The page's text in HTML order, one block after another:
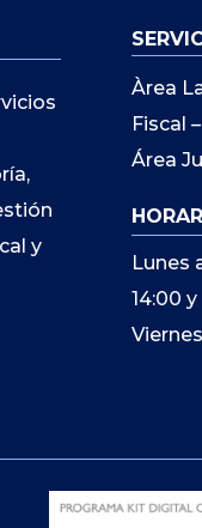
y
Àrea
Fiscal
Área
Lunes
14:00 y